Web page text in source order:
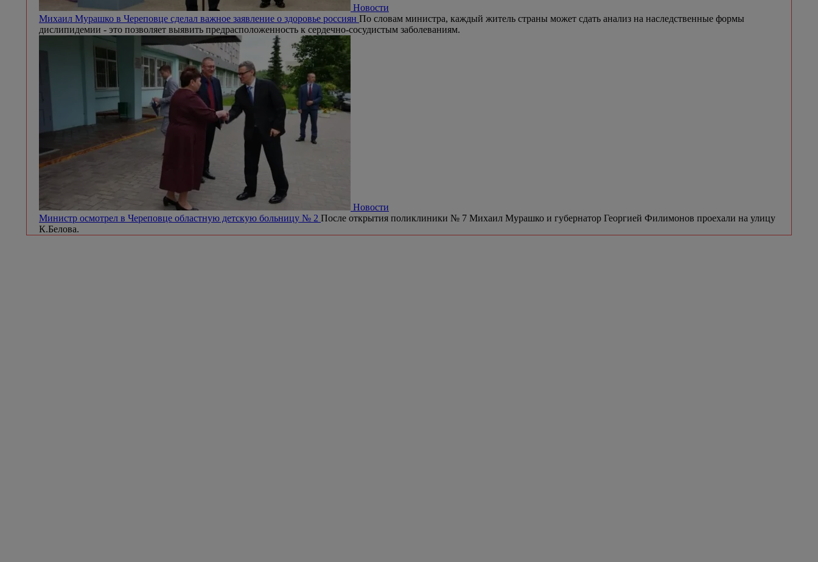
Новости
Михаил Мурашко в Череповце сделал важное заявление о здоровье россиян По словам министра, каждый житель страны может сдать анализ на наследственные формы
дислипидемии - это позволяет выявить предрасположенность к сердечно-сосудистым заболеваниям.
Новости
Министр осмотрел в Череповце областную детскую больницу № 2 После открытия поликлиники № 7 Михаил Мурашко и губернатор Георгией Филимонов проехали на улицу
К.Белова.